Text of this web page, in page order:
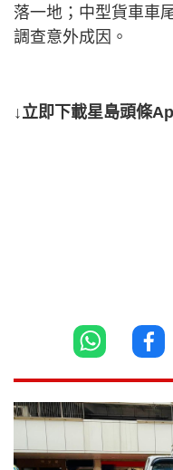
落一地；中型貨車車
調查意外成因。
↓立即下載星島頭條